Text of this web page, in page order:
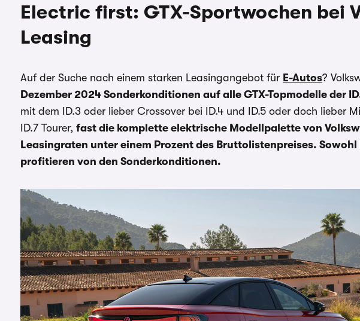
Electric first: GTX-Sportwochen bei
Leasing
Auf der Suche nach einem starken Leasingangebot für E-Autos?
Dezember 2024 Sonderkonditionen auf alle GTX-Topmodelle der
mit dem ID.3 oder lieber Crossover bei ID.4 und ID.5 oder doch lieber
ID.7 Tourer, fast die komplette elektrische Modellpalette von
Leasingraten unter einem Prozent des Bruttolistenpreises.
profitieren von den Sonderkonditionen.